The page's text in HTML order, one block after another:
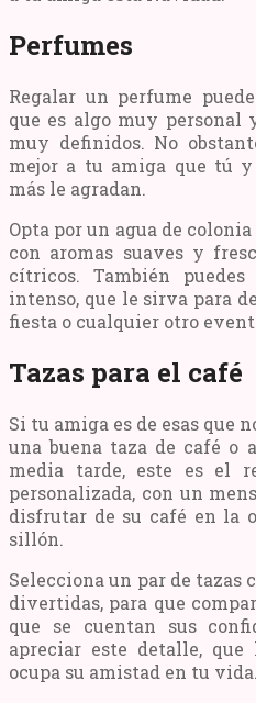
Perfumes
Regalar un perfume
que es algo muy personal
muy definidos. No
mejor a tu amiga que tú y
más le agradan.
Opta por un agua de
con aromas suaves y
cítricos. También
intenso, que le sirva para
fiesta o cualquier otro
Tazas para el café
Si tu amiga es de esas que
una buena taza de café o
media tarde, este es el
personalizada, con un
disfrutar de su café en la
sillón.
Selecciona un par de tazas
divertidas, para que
que se cuentan sus
apreciar este detalle,
ocupa su amistad en tu vida.